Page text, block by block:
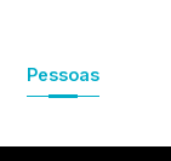
Pessoas